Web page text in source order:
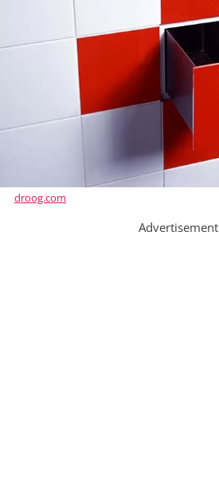
droog.com
Advertisement